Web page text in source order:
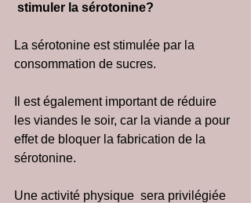
stimuler la sérotonine?
La sérotonine est stimulée par la
consommation de sucres.
Il est également important de réduire
les viandes le soir, car la viande a pour
effet de bloquer la fabrication de la
sérotonine.
Une activité physique  sera privilégiée